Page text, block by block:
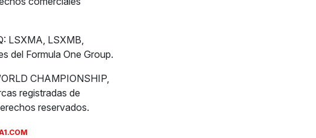
LSXMA, LSXMB,
del Formula One Group.
CHAMPIONSHIP,
registradas de
reservados.